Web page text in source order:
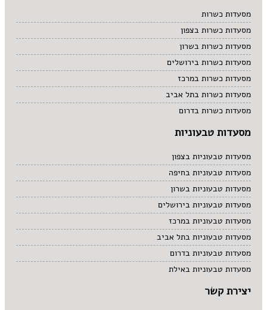
מסעדות כשרות
מסעדות כשרות בצפון
מסעדות כשרות בשרון
מסעדות כשרות בירושלים
מסעדות כשרות במרכז
מסעדות כשרות בתל אביב
מסעדות כשרות בדרום
מסעדות טבעוניות
מסעדות טבעוניות בצפון
מסעדות טבעוניות בחיפה
מסעדות טבעוניות בשרון
מסעדות טבעוניות בירושלים
מסעדות טבעוניות במרכז
מסעדות טבעוניות בתל אביב
מסעדות טבעוניות בדרום
מסעדות טבעוניות באילת
יצירת קשר